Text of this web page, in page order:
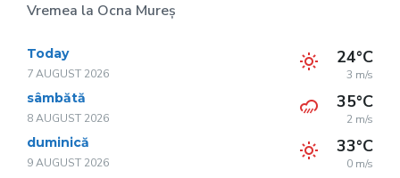
Vremea la Ocna Mureș
Today
7 AUGUST 2026
24°C
3 m/s
sâmbătă
8 AUGUST 2026
35°C
2 m/s
duminică
9 AUGUST 2026
33°C
0 m/s